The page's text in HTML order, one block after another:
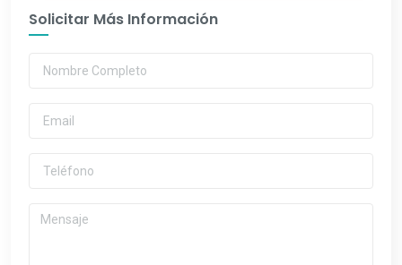
Solicitar Más Información